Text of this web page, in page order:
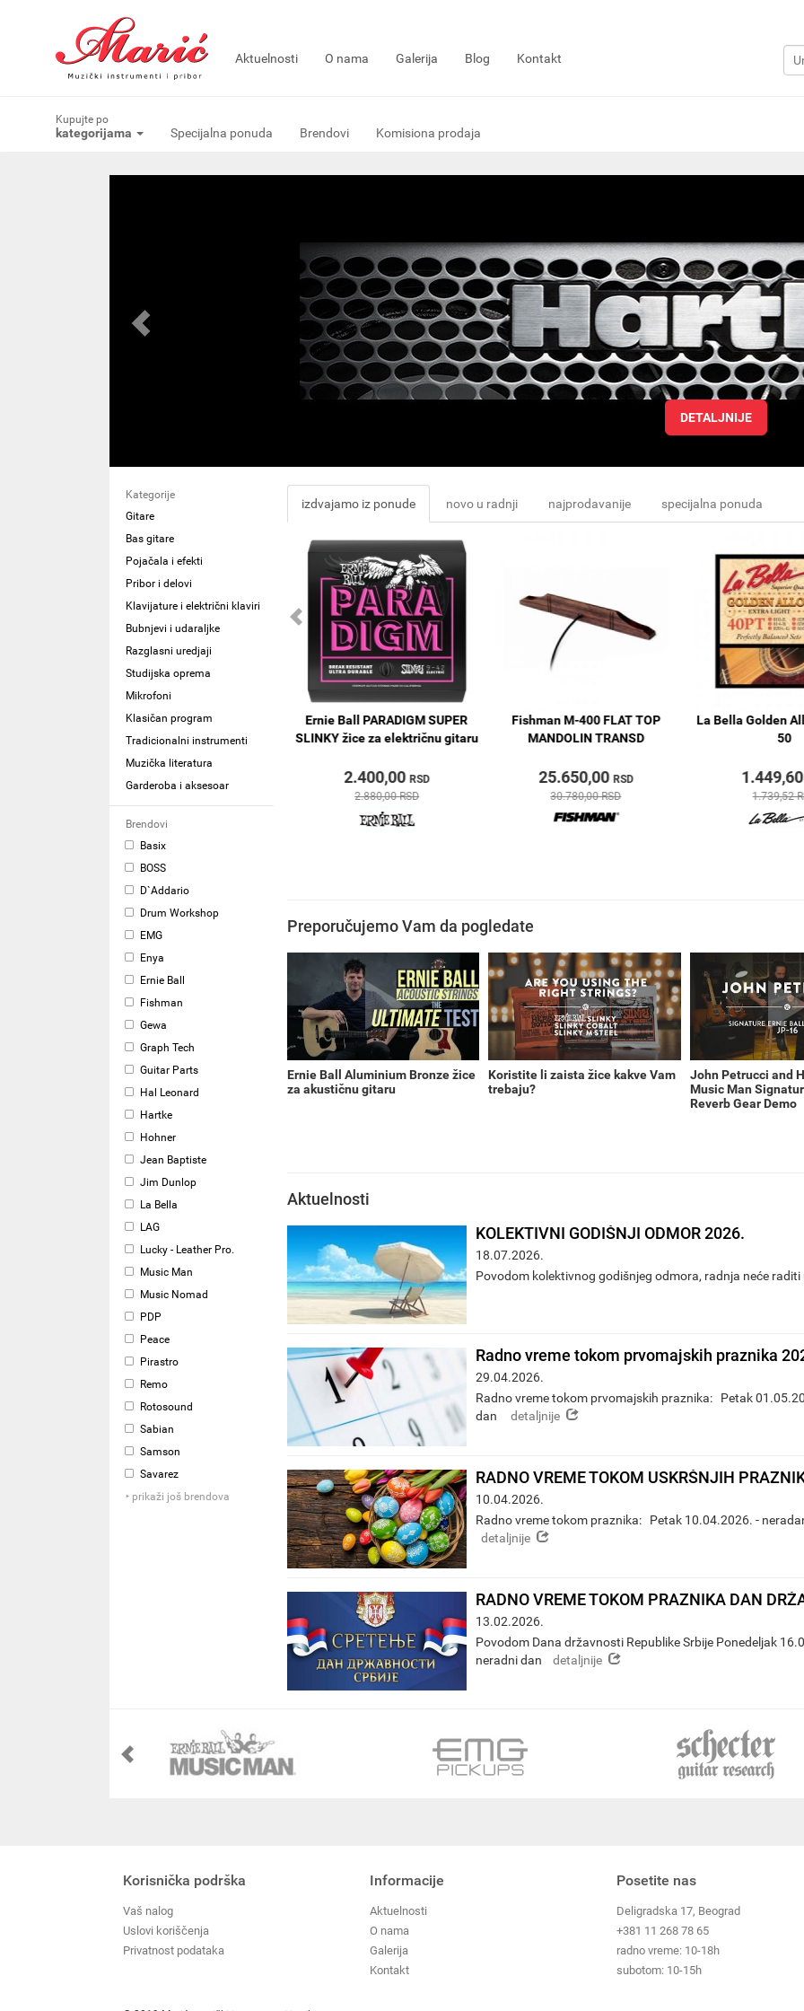
Aktuelnosti O nama Galerija Blog Kontakt
Kupujte po
kategorijama Specijalna ponuda Brendovi Komisiona prodaja
Kategorije
Gitare
Bas gitare
Pojačala i efekti
Pribor i delovi
Klavijature i električni klaviri
Bubnjevi i udaraljke
Razglasni uredjaji
Studijska oprema
Mikrofoni
Klasičan program
Tradicionalni instrumenti
Muzička literatura
Garderoba i aksesoar
Brendovi
Basix
BOSS
D`Addario
Drum Workshop
EMG
Enya
Ernie Ball
Fishman
Gewa
Graph Tech
Guitar Parts
Hal Leonard
Hartke
Hohner
Jean Baptiste
Jim Dunlop
La Bella
LAG
Lucky - Leather Pro.
Music Man
Music Nomad
PDP
Peace
Pirastro
Remo
Rotosound
Sabian
Samson
Savarez
‣ prikaži još brendova
izdvajamo iz ponude novo u radnji najprodavanije specijalna ponuda
Jim Dunlop BILLY DUFFY CRY
BABY® WAH WAH BD95
30.720,00
Ernie Ball PARADIGM SUPER
SLINKY žice za električnu gitaru
2.400,00RSD
2.880,00 RSD
Fishman M-400 FLAT TOP
MANDOLIN TRANSD
25.650,00 RSD
30.780,00 RSD
La Bella Golden
50
1.739,52
Preporučujemo Vam da pogledate
Ernie Ball Aluminium Bronze žice
za akustičnu gitaru
Koristite li zaista žice kakve Vam
trebaju?
John Petrucci and
Music Man
Reverb Gear Demo
Aktuelnosti
KOLEKTIVNI GODIŠNJI ODMOR 2026.
18.07.2026.
Povodom kolektivnog godišnjeg odmora, radnja neće
Radno vreme tokom prvomajskih praznika
29.04.2026.
Radno vreme tokom prvomajskih praznika: Petak
dan
detaljnije
RADNO VREME TOKOM USKRŠNJIH
10.04.2026.
Radno vreme tokom praznika: Petak 10.04.2026. -
detaljnije
RADNO VREME TOKOM PRAZNIKA DAN
13.02.2026.
Povodom Dana državnosti Republike Srbije Ponedeljak
neradni dan
detaljnije
Korisnička podrška
Vaš nalog
Uslovi koriščenja
Privatnost podataka
Informacije
Aktuelnosti
O nama
Galerija
Kontakt
Posetite nas
Deligradska 17, Beograd
+381 11 268 78 65
radno vreme: 10-18h
subotom: 10-15h